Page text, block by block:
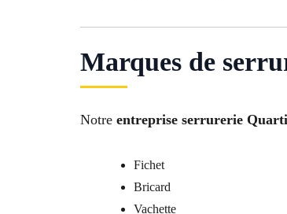
Marques de
Notre entreprise serrurerie
Fichet
Bricard
Vachette